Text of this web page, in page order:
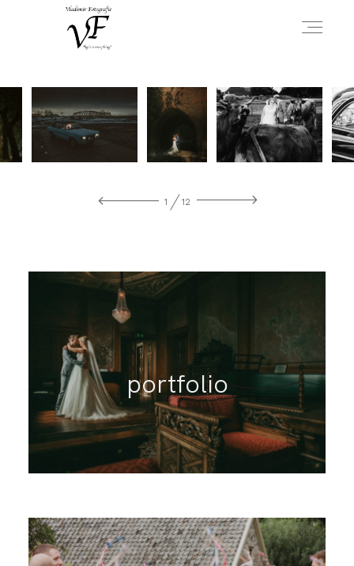
1 12
portfolio
HOME
PORTFOLIO
OVER MIJ
CONTACT
BLOG